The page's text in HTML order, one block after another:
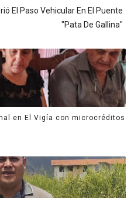
El Paso Vehicular En El Puente
"Pata De Gallina"
en El Vigía con microcréditos